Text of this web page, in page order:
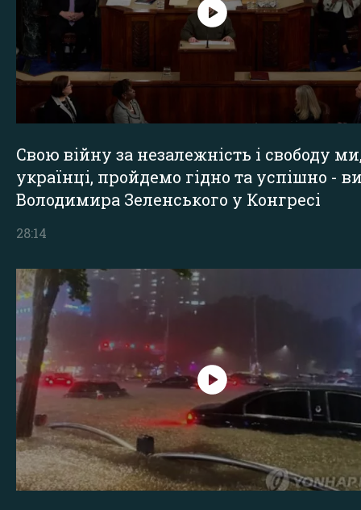
Свою війну за незалежність і свободу
українці, пройдемо гідно та успішно -
Володимира Зеленського у Конгресі
28:14